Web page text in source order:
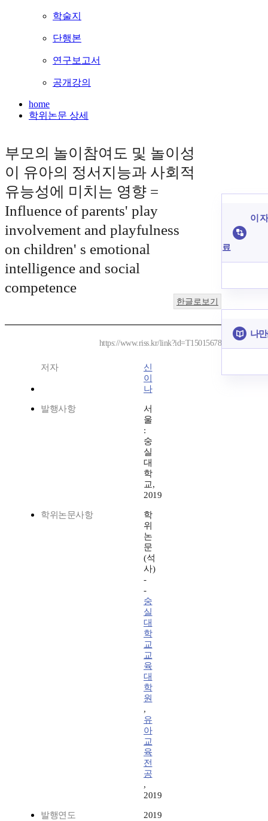
학술지
단행본
연구보고서
공개강의
home
학위논문 상세
부모의 놀이참여도 및 놀이성
이 유아의 정서지능과 사회적
유능성에 미치는 영향 =
Influence of parents' play
involvement and playfulness
on children' s emotional
intelligence and social
competence
한글로보기
https://www.riss.kr/link?id=T15015678
저자
신
이
나
발행사항
서
울
:
숭
실
대
학
교,
2019
학위논문사항
학
위
논
문
(석
사)
-
-
숭
실
대
학
교
교
육
대
학
원
,
유
아
교
육
전
공
,
2019
발행연도 2019
이
료
나